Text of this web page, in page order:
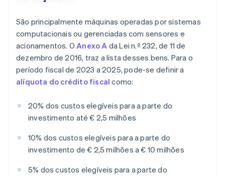
São principalmente máquinas operadas por sistemas
computacionais ou gerenciadas com sensores e
acionamentos. OAnexo A da Lei n.º 232, de 11 de
dezembro de 2016, traz a lista desses bens. Para o
período fiscal de 2023 a 2025, pode-se definir a
alíquota do crédito fiscal como:
20% dos custos elegíveis para a parte do
investimento até € 2,5 milhões
10% dos custos elegíveis para a parte do
investimento de € 2,5 milhões a € 10 milhões
5% dos custos elegíveis para a parte do